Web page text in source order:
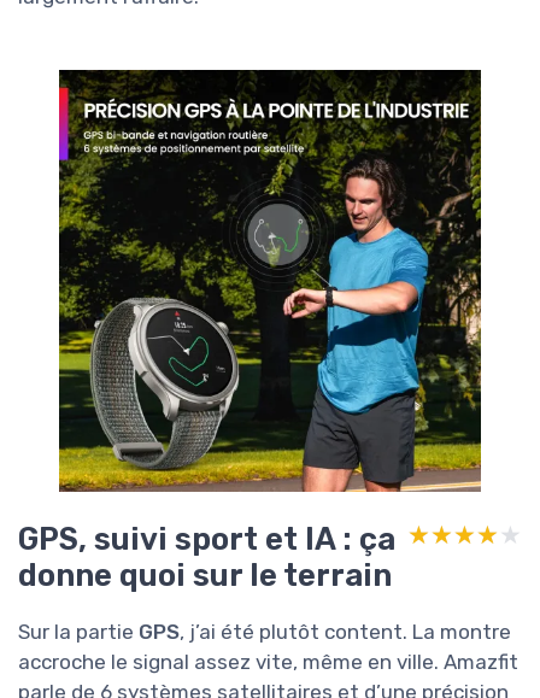
GPS, suivi sport et IA : ça
donne quoi sur le terrain
★★★★★
★★★★★
Sur la partie GPS, j’ai été plutôt content. La montre
accroche le signal assez vite, même en ville. Amazfit
parle de 6 systèmes satellitaires et d’une précision